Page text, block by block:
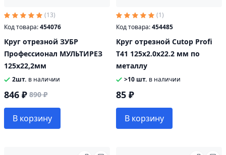
(13)
Код товара:454076
Круг отрезной ЗУБР
Профессионал МУЛЬТИРЕЗ
125х22,2мм
2шт. в наличии
846 ₽ 890 ₽
В корзину
(1)
Код товара:454485
Круг отрезной Cutop Profi
Т41 125х2.0х22.2 мм по
металлу
>10 шт. в наличии
85 ₽
В корзину